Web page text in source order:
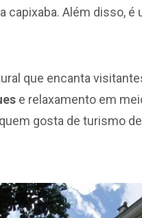
capixaba. Além disso,
que encanta
e relaxamento em
gosta de turismo